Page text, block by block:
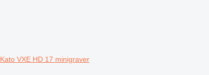
Kato VXE HD 17 minigraver